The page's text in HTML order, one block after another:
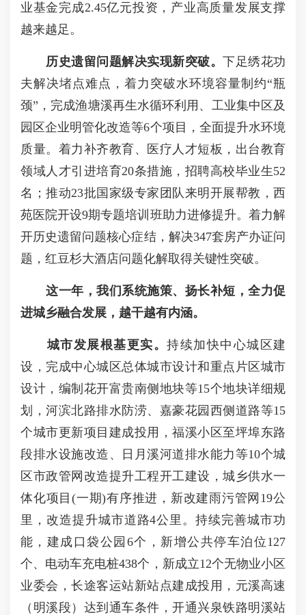
业基金完成2.45亿元投资，产业高质量发展支撑
越来越足。
历史遗留问题解决实现新突破。 下足绣花功
夫解决堵点难点，着力突破水环境容量制约“瓶
颈”，完成渔塘溪再生水循环利用、工业集中区及
园区企业明管化改造等6个项目，全面提升水环境
质量。着力补齐教育、医疗人才短板，出台教育
领域人才引进培育20条措施，招聘高校毕业生52
名；推动23批国家级专家团队来明开展帮教，西
苑医院开设9期专题培训班助力进修提升。着力解
开历史遗留问题核心症结，解决347套房产办证问
题，红豆杉大酒店问题化解取得关键性突破。
这一年，我们系统施策、扬长补短，全力促
进城乡融合发展，越干越有内涵。
城市发展根基更实。持续加快中心城区建
设，完成中心城区总体城市设计和重点片区城市
设计，编制花开富贵南侧地块等15个地块详细规
划，河滨北路排水防涝、嘉豪花园西侧道路等15
个城市更新项目建成投用，福溪小区至坪埠东路
段排水设施改造、日月溪河道排水能力等10个城
区市政管网改造提升工程开工建设，城乡供水一
体化项目(一期)有序推进，新改建雨污管网19公
里，改造提升城市道路4公里。持续完善城市功
能，建成口袋公园6个，新增公共停车泊位127
个、电动车充电桩438个，新成立12个无物业小区
业委会，长途客运站新站点建成投用，元溪高速
（明溪段）达到通车条件，开通兴泉铁路明溪站